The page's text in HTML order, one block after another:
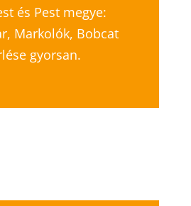
és Pest megye:
Markolók, Bobcat
gyorsan.